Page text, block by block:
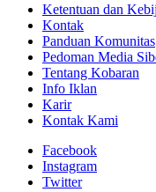
Ketentuan dan
Kontak
Panduan Komunitas
Pedoman Media
Tentang Kobaran
Info Iklan
Karir
Kontak Kami
Facebook
Instagram
Twitter